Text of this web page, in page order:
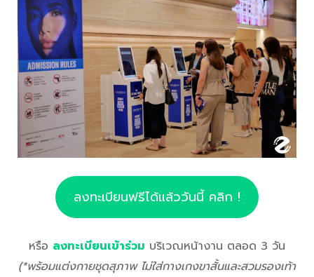
ลงทะเบียนฟรีได้แล้ววันนี้ คลิก !
หรือ ลงทะเบียนเข้าร่วม บริเวณหน้างาน ตลอด 3 วัน
(*พร้อมแต่งกายชุดสุภาพ ไม่ใส่กางเกงขาสั้นและสวมรองเท้า